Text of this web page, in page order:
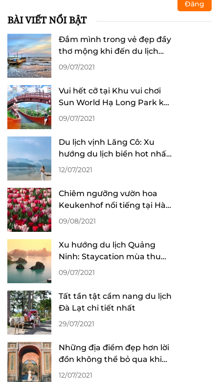
Đăng
BÀI VIẾT NỔI BẬT
Đắm mình trong vẻ đẹp đầy
thơ mộng khi đến du lịch
biển Trà Cổ
09/07/2021
Vui hết cỡ tại Khu vui chơi
Sun World Hạ Long Park khi
du lịch Quảng Ninh
09/07/2021
Du lịch vịnh Lăng Cô: Xu
hướng du lịch biển hot nhất
tại Huế
12/07/2021
Chiêm ngưỡng vườn hoa
Keukenhof nổi tiếng tại Hà
Lan
09/08/2021
Xu hướng du lịch Quảng
Ninh: Staycation mùa thu
đông lên ngôi
09/07/2021
Tất tần tật cẩm nang du lịch
Đà Lạt chi tiết nhất
29/07/2021
Những địa điểm đẹp hơn lời
đồn không thể bỏ qua khi
du lịch Huế
12/07/2021